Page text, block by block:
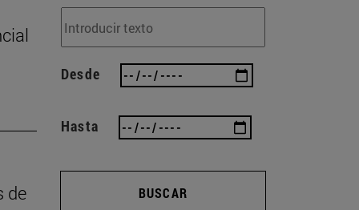
de
Desde
Hasta
BUSCAR